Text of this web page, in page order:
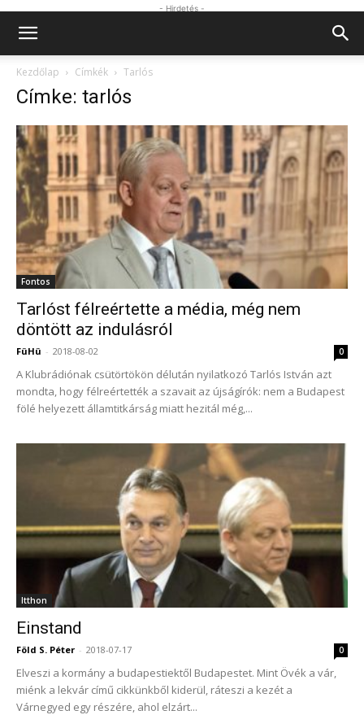
- Hirdetés -
Kezdőlap Címkék Tarlós
Címke: tarlós
Fontos
Tarlóst félreértette a média, még nem
döntött az indulásról
FüHü - 2018-08-02 0
A Klubrádiónak csütörtökön délután nyilatkozó Tarlós István azt
mondta, hogy félreértették a szavait az újságírók: nem a Budapest
fölé helyezett államtitkárság miatt hezitál még,...
Itthon
Einstand
Föld S. Péter - 2018-07-17 0
Elveszi a kormány a budapestiektől Budapestet. Mint Övék a vár,
miénk a lekvár című cikkünkből kiderül, ráteszi a kezét a
Várnegyed egy részére, ahol elzárt...